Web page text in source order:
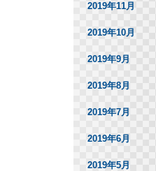
2019年11月
2019年10月
2019年9月
2019年8月
2019年7月
2019年6月
2019年5月